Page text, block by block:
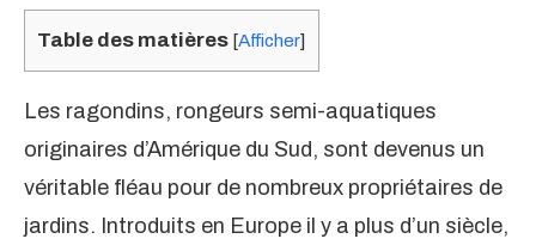
Table des matières [Afficher]
Les ragondins, rongeurs semi-aquatiques
originaires d’Amérique du Sud, sont devenus un
véritable fléau pour de nombreux propriétaires de
jardins. Introduits en Europe il y a plus d’un siècle,